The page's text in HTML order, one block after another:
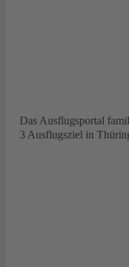
Das Ausflugsportal
3 Ausflugsziel in